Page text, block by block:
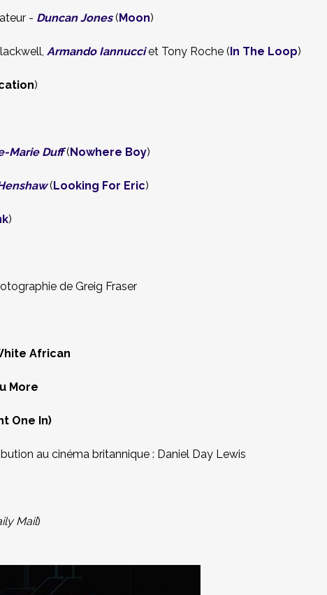
- Duncan Jones(Moon)
Armando Iannucciet Tony Roche (In The Loop)
)
Marie Duff(Nowhere Boy)
(Looking For Eric)
)
de Greig Fraser
African
More
One In)
au cinéma britannique : Daniel Day Lewis
Mail)